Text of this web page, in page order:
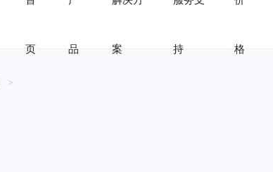
页 品 案 持 格
>